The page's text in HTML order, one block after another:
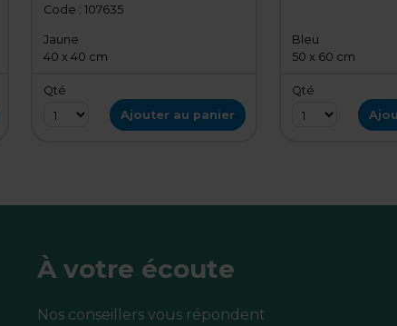
cm 300 g/m² - Chiffon
Code : 107635
Jaune
40 x 40 cm
Qté
Ajouter au panier
Bleu
50 x 60 cm
Qté
À votre écoute
Nos conseillers vous répondent